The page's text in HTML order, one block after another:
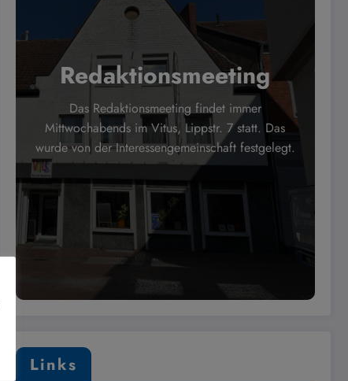
Redaktionsmeeting
Das Redaktionsmeeting findet immer
Mittwochabends im Vitus, Lippstr. 7 statt. Das
wurde von der Interessengemeinschaft festgelegt.
Links